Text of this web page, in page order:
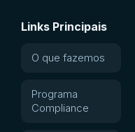
Links Principais
O que fazemos
Programa
Compliance